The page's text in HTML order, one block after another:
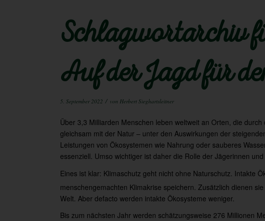
Schlagwortarchiv
Auf der Jagd für
5. September 2022 / von Herbert Sieghartsleitner
Über 3,3 Milliarden Menschen leben weltweit an Orten, die
gleichsam mit der Natur – unter den Auswirkungen der
Leistungen von Ökosystemen wie Nahrung oder sauberes
essenziell. Umso wichtiger ist daher die Rolle der Jägerinnen
Eines ist klar: Klimaschutz geht nicht ohne Naturschutz. Intakte
menschengemachten Klimakrise speichern. Zusätzlich dienen
Welt. Aber defacto werden intakte Ökosysteme weniger.
Bis zum nächsten Jahr werden schätzungsweise 276 Millionen